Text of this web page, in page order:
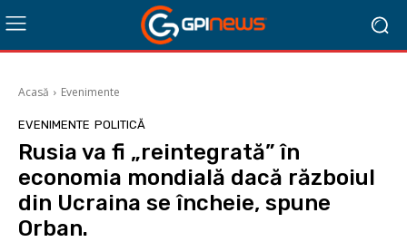
Acasă Evenimente
EVENIMENTE POLITICĂ
Rusia va fi „reintegrată” în
economia mondială dacă războiul
din Ucraina se încheie, spune
Orban.